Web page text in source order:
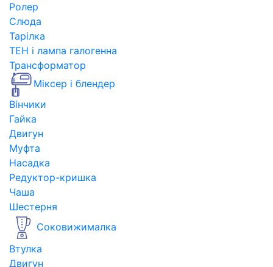
Ролер
Слюда
Тарілка
ТЕН і лампа галогенна
Трансформатор
Міксер і блендер
Вінчики
Гайка
Двигун
Муфта
Насадка
Редуктор-кришка
Чаша
Шестерня
Соковижималка
Втулка
Двигун